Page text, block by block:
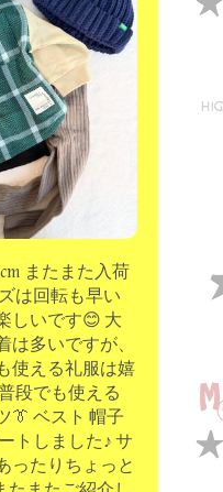
またまた入荷
は回転も早い
しいです😊 大
は多いですが、
使える礼服は嬉
段でも使える
👔 ベスト 帽子
トしました♪ サ
ったりちょっと